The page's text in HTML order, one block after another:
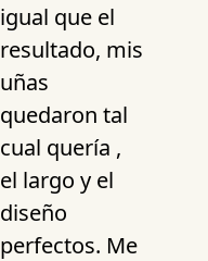
igual que el
resultado, mis
uñas
quedaron tal
cual quería ,
el largo y el
diseño
perfectos. Me